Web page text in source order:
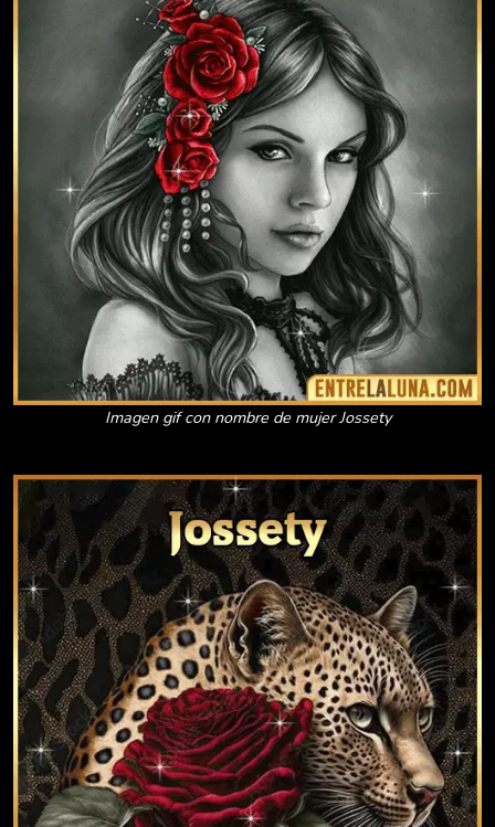
Imagen gif con nombre de mujer Jossety